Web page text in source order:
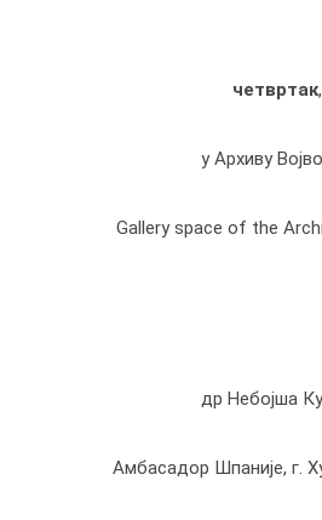
четвртак,
у Архиву
Gallery space of the
др Небојша
Амбасадор Шпаније, г.